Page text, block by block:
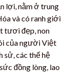
lợi, nằm ở trung
và có ranh giới
tươi đẹp, non
của người Việt
sử, các thế hệ
đồng lòng, lao